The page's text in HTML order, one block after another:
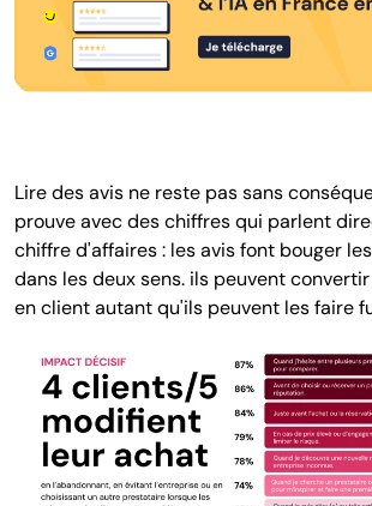
Lire des avis ne reste pas sans
prouve avec des chiffres qui parlent
chiffre d'affaires : les avis font bouger
dans les deux sens. ils peuvent
en client autant qu'ils peuvent les faire